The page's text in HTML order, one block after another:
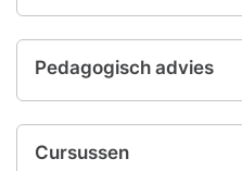
Pedagogisch advies
Cursussen